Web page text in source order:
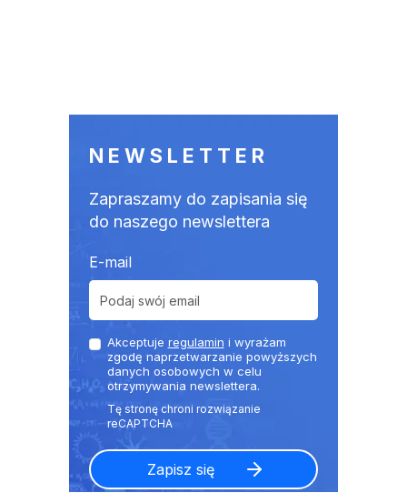
NEWSLETTER
Zapraszamy do zapisania się
do naszego newslettera
E-mail
Akceptuje regulamin i wyrażam
zgodę naprzetwarzanie powyższych
danych osobowych w celu
otrzymywania newslettera.